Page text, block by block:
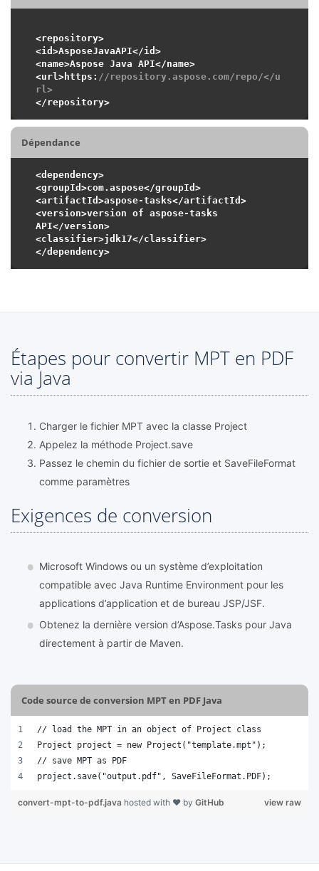
<repository>
<id>AsposeJavaAPI</id>
<name>Aspose Java API</name>
<url>https: //repository.aspose.com/repo/</u
rl>
Dépendance
<dependency>
<groupId>com.aspose</groupId>
<artifactId>aspose-tasks</artifactId>
<version>version of aspose-tasks
API</version>
<classifier>jdk17</classifier>
Étapes pour convertir MPT en PDF
via Java
Charger le fichier MPT avec la classe Project
Appelez la méthode Project.save
Passez le chemin du fichier de sortie et SaveFileFormat
comme paramètres
Exigences de conversion
Microsoft Windows ou un système d’exploitation
compatible avec Java Runtime Environment pour les
applications d’application et de bureau JSP/JSF.
Obtenez la dernière version d’Aspose.Tasks pour Java
directement à partir de Maven.
Code source de conversion MPT en PDF Java
// load the MPT in an object of Project class
Project project = new Project("template.mpt");
// save MPT as PDF
project.save("output.pdf", SaveFileFormat.PDF);
view raw
convert-mpt-to-pdf.java hosted with ❤ by GitHub